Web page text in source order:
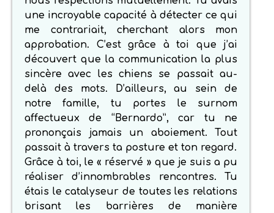
une incroyable capacité à détecter ce qui
me contrariait, cherchant alors mon
approbation. C’est grâce à toi que j’ai
découvert que la communication la plus
sincère avec les chiens se passait au-
delà des mots. D’ailleurs, au sein de
notre famille, tu portes le surnom
affectueux de “Bernardo”, car tu ne
prononçais jamais un aboiement. Tout
passait à travers ta posture et ton regard.
Grâce à toi, le « réservé » que je suis a pu
réaliser d’innombrables rencontres. Tu
étais le catalyseur de toutes les relations
brisant les barrières de manière